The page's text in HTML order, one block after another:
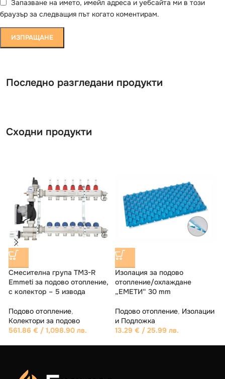
Запазване на името, имейл адреса и уебсайта ми в този
браузър за следващия път когато коментирам.
Последно разгледани продукти
Сходни продукти
ИЗЧЕРПАНО
Смесителна група M3V-F
Emmeti за подово отопление
Подово отопление,
439.56€/ 859.70 лв.
ИЗЧЕРПАНО
Тръба EMMETI PE-Xc с
кислородна бариера 5
Подово отопление
0.97€/ 1.90 лв.